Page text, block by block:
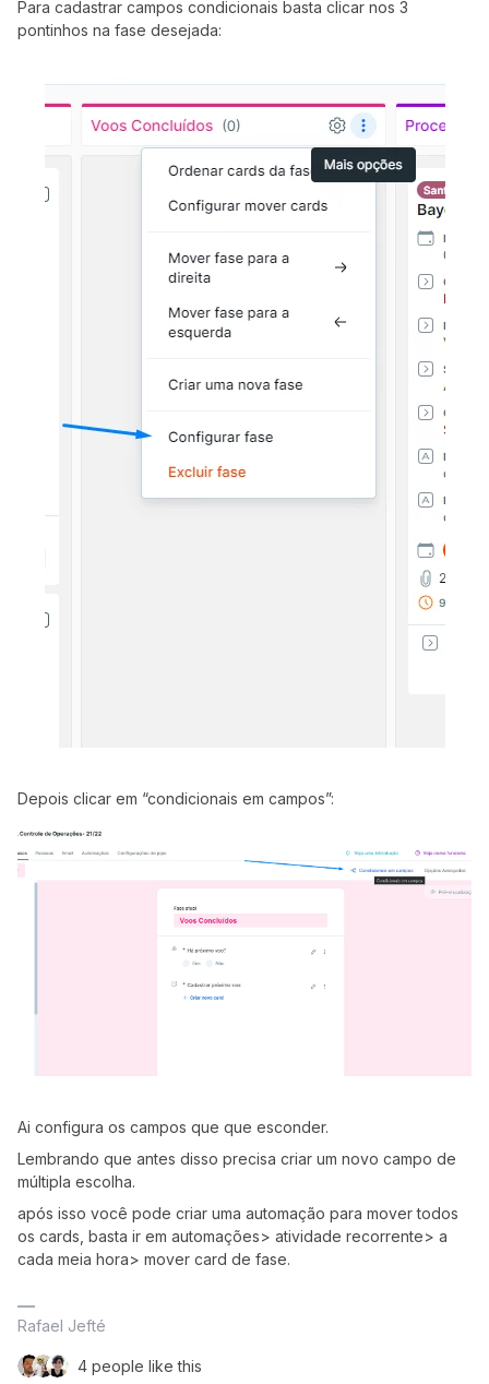
Para cadastrar campos condicionais basta clicar nos 3
pontinhos na fase desejada:
Depois clicar em “condicionais em campos”:
Ai configura os campos que que esconder.
Lembrando que antes disso precisa criar um novo campo de
múltipla escolha.
após isso você pode criar uma automação para mover todos
os cards, basta ir em automações> atividade recorrente> a
cada meia hora> mover card de fase.
Rafael Jefté
4 people like this